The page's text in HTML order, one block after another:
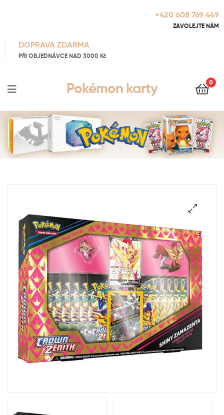
+420 608 769 449
ZAVOLEJTE NÁM
DOPRAVA ZDARMA
PŘI OBJEDNÁVCE NAD 3000 Kč
Pokémon karty 0